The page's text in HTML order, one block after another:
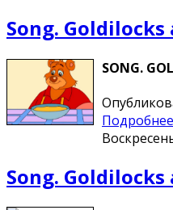
Song.
SONG.
Подробнее
Song.